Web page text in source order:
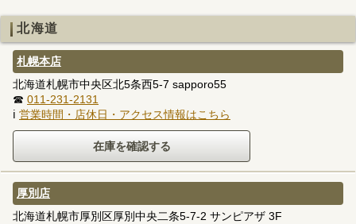
北海道
札幌本店
北海道札幌市中央区北5条西5-7 sapporo55
☎ 011-231-2131
ℹ 営業時間・店休日・アクセス情報はこちら
厚別店
北海道札幌市厚別区厚別中央二条5-7-2 サンピアザ 3F